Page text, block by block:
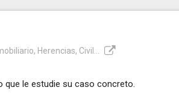
Herencias, Civil...
que le estudie su caso concreto.